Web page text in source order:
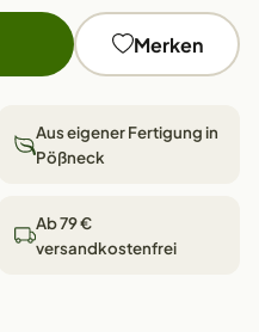
Merken
Aus eigener Fertigung in
Pößneck
Ab 79 €
versandkostenfrei